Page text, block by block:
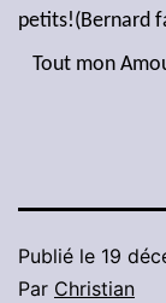
petits!(Bernard
Tout mon
Publié le 19
Par Christian